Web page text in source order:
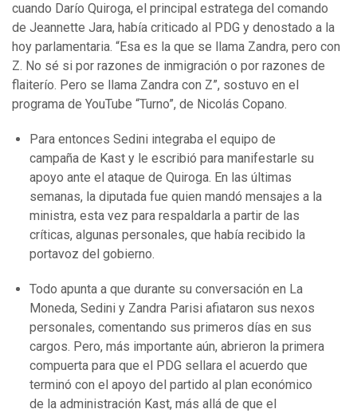
cuando Darío Quiroga, el principal estratega del comando
de Jeannette Jara, había criticado al PDG y denostado a la
hoy parlamentaria. “Esa es la que se llama Zandra, pero con
Z. No sé si por razones de inmigración o por razones de
flaiterío. Pero se llama Zandra con Z”, sostuvo en el
programa de YouTube “Turno”, de Nicolás Copano.
Para entonces Sedini integraba el equipo de
campaña de Kast y le escribió para manifestarle su
apoyo ante el ataque de Quiroga. En las últimas
semanas, la diputada fue quien mandó mensajes a la
ministra, esta vez para respaldarla a partir de las
críticas, algunas personales, que había recibido la
portavoz del gobierno.
Todo apunta a que durante su conversación en La
Moneda, Sedini y Zandra Parisi afiataron sus nexos
personales, comentando sus primeros días en sus
cargos. Pero, más importante aún, abrieron la primera
compuerta para que el PDG sellara el acuerdo que
terminó con el apoyo del partido al plan económico
de la administración Kast, más allá de que el